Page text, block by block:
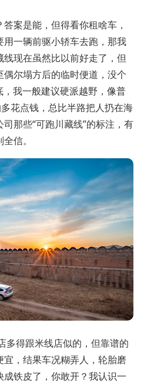
案是能，但得看你租啥车，
一辆前驱小轿车去跑，那我
现在虽然比以前好走了，但
尔塌方后的临时便道，没个
我一般建议硬派越野，像普
花点钱，总比半路把人扔在海
那些“可跑川藏线”的标注，有
信。
多得跟米线店似的，但靠谱的
，结果车况糊弄人，轮胎磨
铁皮了，你敢开？我认识一